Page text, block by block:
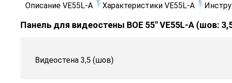
Описание VE55L-A Характеристики VE55L-A
Панель для видеостены BOE 55" VE55L-A (шов:
Видеостена 3,5 (шов)